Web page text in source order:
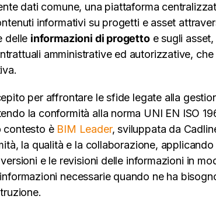
dati comune, una piattaforma
informativi su progetti e asset
delle informazioni di progettoe sugli asset,
amministrative ed autorizzative,
per affrontare le sfide legate alla
la conformità alla norma UNI EN ISO
contesto è BIM Leader, sviluppata da
la qualità e la collaborazione,
e le revisioni delle informazioni in
necessarie quando ne ha